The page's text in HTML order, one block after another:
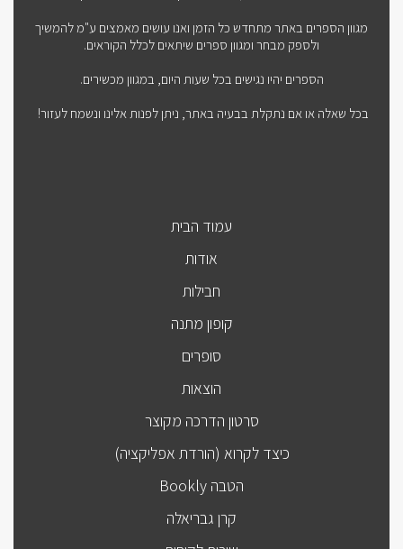
מגוון הספרים באתר מתחדש כל הזמן ואנו עושים מאמצים ע"מ להמשיך
ולספק מבחר ומגוון ספרים שיתאים לכלל הקוראים.
הספרים יהיו נגישים בכל שעות היום, במגוון מכשירים.
בכל שאלה או אם נתקלת בבעיה באתר, ניתן לפנות אלינו ונשמח לעזור!
עמוד הבית
אודות
חבילות
קופון מתנה
סופרים
הוצאות
סרטון הדרכה מקוצר
כיצד לקרוא (הורדת אפליקציה)
הטבה Bookly
קרן גבריאלה